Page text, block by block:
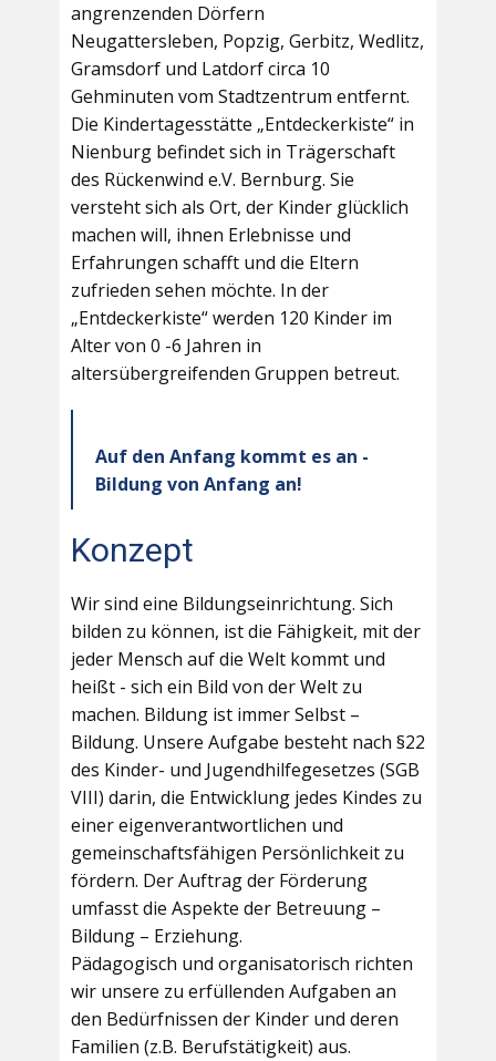
angrenzenden Dörfern
Neugattersleben, Popzig, Gerbitz, Wedlitz,
Gramsdorf und Latdorf circa 10
Gehminuten vom Stadtzentrum entfernt.
Die Kindertagesstätte „Entdeckerkiste“ in
Nienburg befindet sich in Trägerschaft
des Rückenwind e.V. Bernburg. Sie
versteht sich als Ort, der Kinder glücklich
machen will, ihnen Erlebnisse und
Erfahrungen schafft und die Eltern
zufrieden sehen möchte. In der
„Entdeckerkiste“ werden 120 Kinder im
Alter von 0 -6 Jahren in
altersübergreifenden Gruppen betreut.
Auf den Anfang kommt es an -
Bildung von Anfang an!
Konzept
Wir sind eine Bildungseinrichtung. Sich
bilden zu können, ist die Fähigkeit, mit der
jeder Mensch auf die Welt kommt und
heißt - sich ein Bild von der Welt zu
machen. Bildung ist immer Selbst –
Bildung. Unsere Aufgabe besteht nach §22
des Kinder- und Jugendhilfegesetzes (SGB
VIII) darin, die Entwicklung jedes Kindes zu
einer eigenverantwortlichen und
gemeinschaftsfähigen Persönlichkeit zu
fördern. Der Auftrag der Förderung
umfasst die Aspekte der Betreuung –
Bildung – Erziehung.
Pädagogisch und organisatorisch richten
wir unsere zu erfüllenden Aufgaben an
den Bedürfnissen der Kinder und deren
Familien (z.B. Berufstätigkeit) aus.